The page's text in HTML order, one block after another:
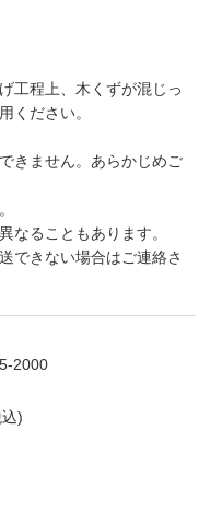
工程上、木くずが混じっ
ください。
きません。あらかじめご
なることもあります。
できない場合はご連絡さ
2000
)